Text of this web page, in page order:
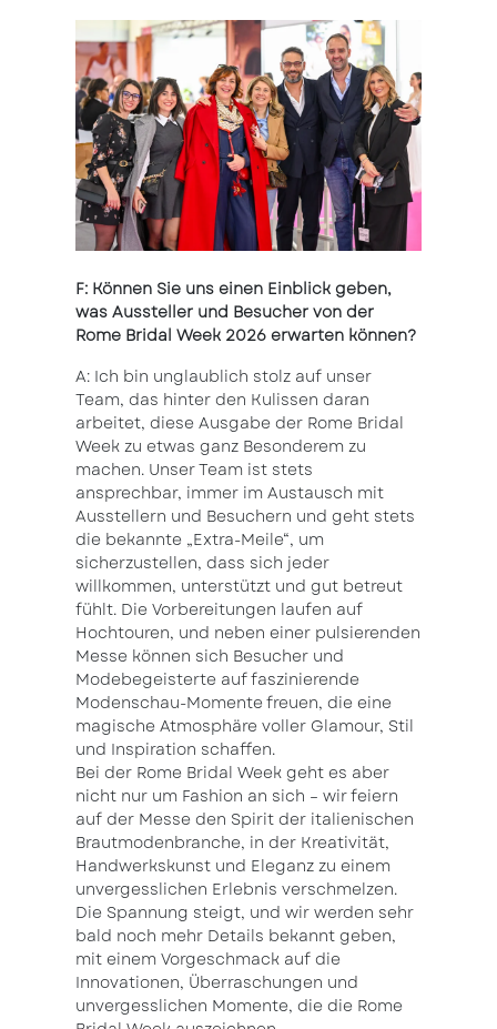
F: Können Sie uns einen Einblick geben,
was Aussteller und Besucher von der
Rome Bridal Week 2026 erwarten können?
A: Ich bin unglaublich stolz auf unser
Team, das hinter den Kulissen daran
arbeitet, diese Ausgabe der Rome Bridal
Week zu etwas ganz Besonderem zu
machen. Unser Team ist stets
ansprechbar, immer im Austausch mit
Ausstellern und Besuchern und geht stets
die bekannte „Extra-Meile“, um
sicherzustellen, dass sich jeder
willkommen, unterstützt und gut betreut
fühlt. Die Vorbereitungen laufen auf
Hochtouren, und neben einer pulsierenden
Messe können sich Besucher und
Modebegeisterte auf faszinierende
Modenschau-Momente freuen, die eine
magische Atmosphäre voller Glamour, Stil
und Inspiration schaffen.
Bei der Rome Bridal Week geht es aber
nicht nur um Fashion an sich – wir feiern
auf der Messe den Spirit der italienischen
Brautmodenbranche, in der Kreativität,
Handwerkskunst und Eleganz zu einem
unvergesslichen Erlebnis verschmelzen.
Die Spannung steigt, und wir werden sehr
bald noch mehr Details bekannt geben,
mit einem Vorgeschmack auf die
Innovationen, Überraschungen und
unvergesslichen Momente, die die Rome